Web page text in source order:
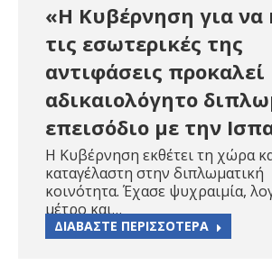
«Η Κυβέρνηση για να
τις εσωτερικές της
αντιφάσεις προκαλεί
αδικαιολόγητο
επεισόδιο με την
H Κυβέρνηση εκθέτει τη χώρα
καταγέλαστη στην διπλωματική
κοινότητα. Έχασε ψυχραιμία,
μέτρο και…
ΔΙΑΒΑΣΤΕ ΠΕΡΙΣΣΟΤΕΡΑ